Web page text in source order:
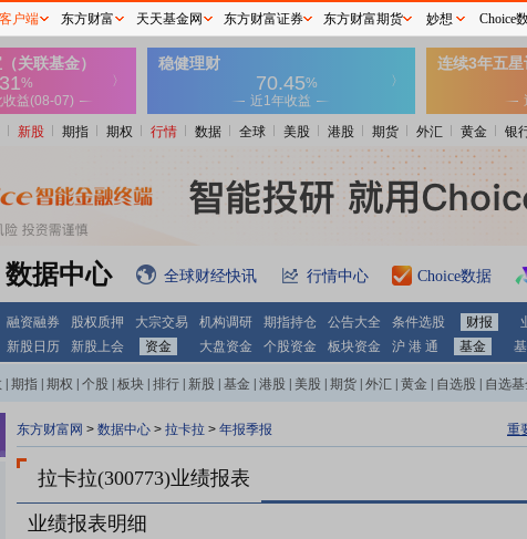
新股 期指 期权 行情 数据 全球 美股 港股 期货 外汇 黄金 银
数据中心 全球财经快讯 行情中心 Choice数据
融资融券 股权质押 大宗交易 机构调研 期指持仓 公告大全 条件选股 财报
新股日历 新股上会 资金 大盘资金 个股资金 板块资金 沪 港 通 基金
期指 期权 个股 板块 排行 新股 基金 港股 美股 期货 外汇 黄金 自选股 自选基
东方财富网 > 数据中心 > 拉卡拉 > 年报季报 重
拉卡拉(300773)业绩报表
业绩报表明细
户端 东方财富 天天基金网 东方财富证券 东方财富期货 妙想 Choice